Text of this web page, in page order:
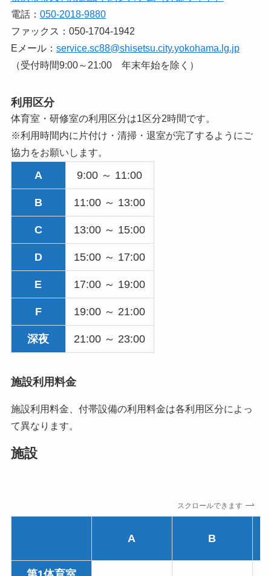
電話： 050-2018-9880
ファックス：050-1704-1942
Eメール： service.sc88@shisetsu.city.yokohama.lg.jp
（受付時間9:00～21:00 年末年始を除く）
利用区分
体育室・研修室の利用区分は1区分2時間です。
※利用時間内に片付け・清掃・退室が完了するようにご
協力をお願いします。
A 9:00 ～ 11:00
B 11:00 ～ 13:00
C 13:00 ～ 15:00
D 15:00 ～ 17:00
E 17:00 ～ 19:00
F 19:00 ～ 21:00
深夜 21:00 ～ 23:00
施設利用料金
施設利用料金、付帯設備の利用料金は各利用区分によっ
て異なります。
施設
スクロールできます
A B